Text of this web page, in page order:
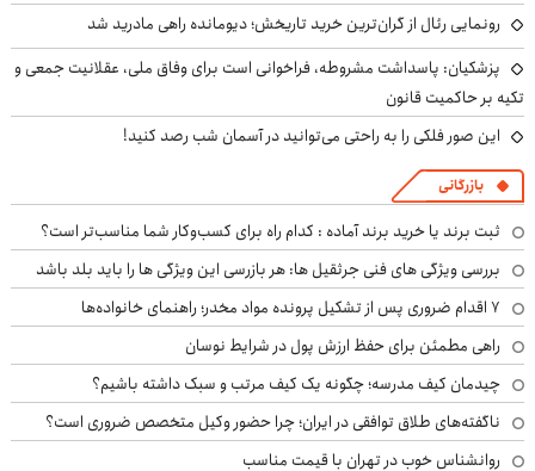
رونمایی رئال از گران‌ترین خرید تاریخش؛ دیومانده راهی مادرید شد
پزشکیان: پاسداشت مشروطه، فراخوانی است برای وفاق ملی، عقلانیت جمعی و
تکیه بر حاکمیت قانون
این صور فلکی را به راحتی می‌توانید در آسمان شب رصد کنید!
بازرگانی
ثبت برند یا خرید برند آماده : کدام راه برای کسب‌وکار شما مناسب‌تر است؟
بررسی ویژگی های فنی جرثقیل ها: هر بازرسی این ویژگی ها را باید بلد باشد
۷ اقدام ضروری پس از تشکیل پرونده مواد مخدر؛ راهنمای خانواده‌ها
راهی مطمئن برای حفظ ارزش پول در شرایط نوسان
چیدمان کیف مدرسه؛ چگونه یک کیف مرتب و سبک داشته باشیم؟
ناگفته‌های طلاق توافقی در ایران؛ چرا حضور وکیل متخصص ضروری است؟
روانشناس خوب در تهران با قیمت مناسب